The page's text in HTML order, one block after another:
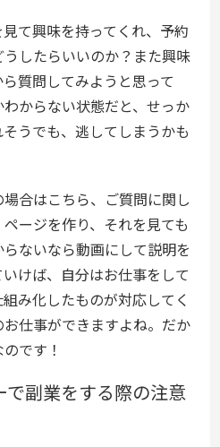
て興味を持ってくれ、予約
したらいいのか？また興味
質問してみようと思って
からない状態だと、せっか
うでも、逃してしまうかも
合はこちら、ご質問に関し
ージを作り、それを見ても
ないなら動画にして説明を
けば、自分はお仕事をして
み化したものが対応してく
仕事ができますよね。だか
です！
で副業をする際の注意